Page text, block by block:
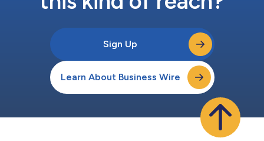
Sign Up
Learn About Business Wire